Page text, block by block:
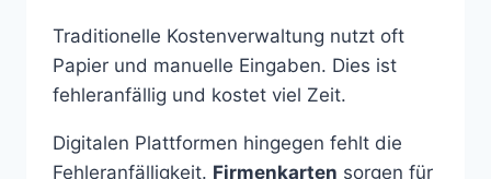
Traditionelle Kostenverwaltung nutzt oft
Papier und manuelle Eingaben. Dies ist
fehleranfällig und kostet viel Zeit.
Digitalen Plattformen hingegen fehlt die
Fehleranfälligkeit. Firmenkarten sorgen für